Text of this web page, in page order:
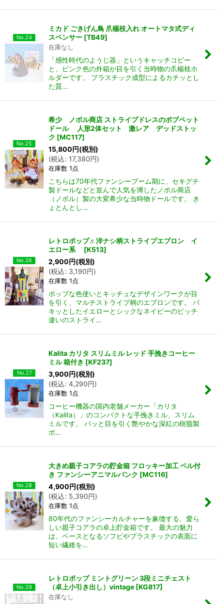
No.24
ミカド ごきげん鳥 爪楊枝入れ オートマタ式ディ
スペンサー [TB49]
在庫なし
「感性時代のようじ器」というキャッチコピー
と、ピンク色の外箱が目を引く当時物の爪楊枝ホ
ルダーです。 プラスチック成型によるカチッとし
た質…
No.25
希少 ノボル商店 ストライプドレスのポプペット
ドール 人形2体セット 激レア デッドストッ
ク [MC117]
15,800円(税別)
(税込: 17,380円)
在庫数 1点
こちらは70年代ファンシーブーム期に、セキグチ
製ドールなどと並んで人気を博したノボル商店
（ノボル）製の大変希少な当時物ドールです。 き
ょとんとし…
No.26
レトロポップ♬洋ナシ柄ストライプエプロン イ
エロー系
[K513]
2,900円(税別)
(税込: 3,190円)
在庫数 1点
ポップな色使いとキッチュなデザインワークが目
を引く、マルチストライプ柄のエプロンです。 パ
キッとしたイエローとシックなネイビーのピッチ
違いのストライ…
No.27
Kalita カリタ スリムミル レッド 手挽きコーヒー
ミル 箱付き [KF237]
3,900円(税別)
(税込: 4,290円)
在庫数 1点
コーヒー機器の国内老舗メーカー「カリタ
（Kalita）」のコンパクトな手挽きミル、スリム
ミルです。 パッと目を引く艶やかな深紅の樹脂製
ボ…
No.28
大きめ親子コアラの貯金箱 フロッキー加工 ベル付
き ファンシーアニマルバンク [MC116]
4,900円(税別)
(税込: 5,390円)
在庫数 1点
80年代のファンシーカルチャーを象徴する、愛ら
しい親子コアラの卓上貯金箱です。 最大の魅力
は、ベースとなるソフビやプラスチックの表面に
短い繊維を…
No.29
レトロポップ ミントグリーン 3段ミニチェスト
（卓上小引き出し）vintage [KG817]
在庫なし